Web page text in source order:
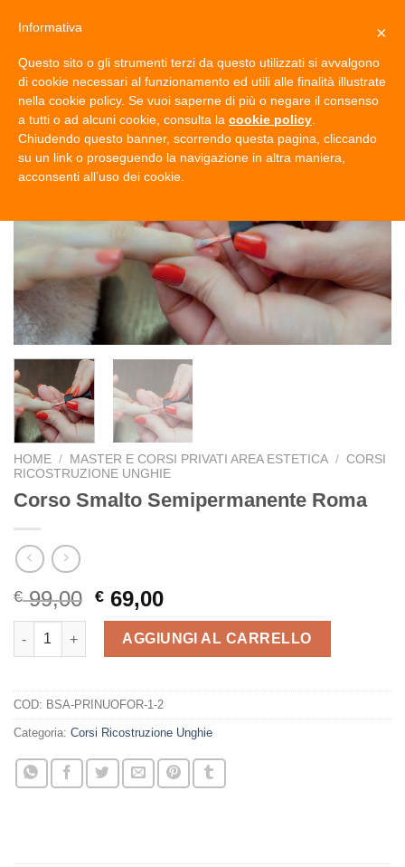
contenuti
0
-30%
HOME / MASTER E CORSI PRIVATI AREA ESTETICA / CORSI
RICOSTRUZIONE UNGHIE
Corso Smalto Semipermanente Roma
€99,00 Il
prezzo
originale
era:
€ 99,00.
€ 69,00Il
prezzo
attuale
è:
€ 69,00.
Corso Smalto Semipermanente Roma quantità
AGGIUNGI AL CARRELLO
COD: BSA-PRINUOFOR-1-2
Categoria: Corsi Ricostruzione Unghie
×
Informativa
Questo sito o gli strumenti terzi da questo utilizzati si avvalgono
di cookie necessari al funzionamento ed utili alle finalità illustrate
nella cookie policy. Se vuoi saperne di più o negare il consenso
a tutti o ad alcuni cookie, consulta la cookie policy
Chiudendo questo banner, scorrendo questa pagina, cliccando
su un link o proseguendo la navigazione in altra maniera,
acconsenti all’uso dei cookie.